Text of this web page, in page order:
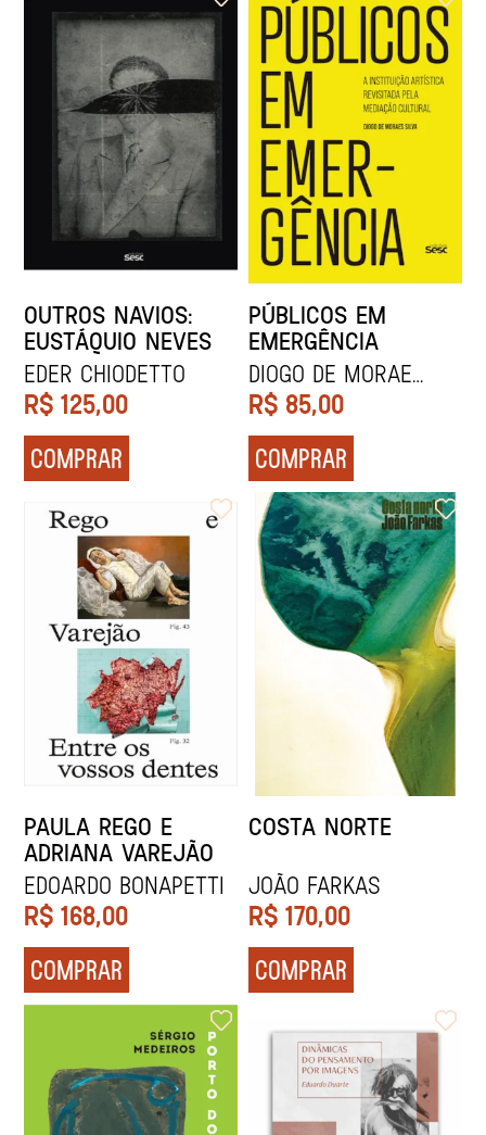
OUTROS NAVIOS:
EUSTÁQUIO NEVES
EDER CHIODETTO
R$ 125,00
COMPRAR
PÚBLICOS EM
EMERGÊNCIA
Diogo de Morae
Silva
R$ 85,00
COMPRAR
PAULA REGO E
ADRIANA VAREJÃO
Edoardo Bonapetti
R$ 168,00
COMPRAR
COSTA NORTE
João Farkas
R$ 170,00
COMPRAR